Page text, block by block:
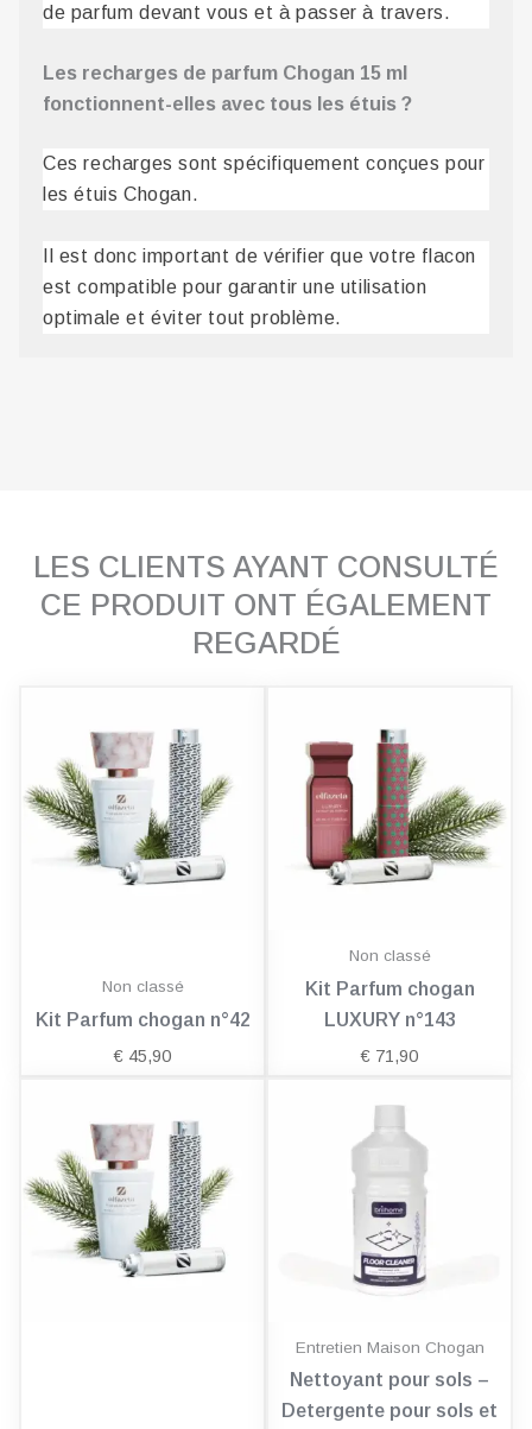
de parfum devant vous et à passer à travers.
Les recharges de parfum Chogan 15 ml
fonctionnent-elles avec tous les étuis ?
Ces recharges sont spécifiquement conçues pour
les étuis Chogan.
Il est donc important de vérifier que votre flacon
est compatible pour garantir une utilisation
optimale et éviter tout problème.
LES CLIENTS AYANT CONSULTÉ
CE PRODUIT ONT ÉGALEMENT
REGARDÉ
Non classé
Kit Parfum chogan n°42
€ 45,90
Non classé
Kit Parfum chogan
LUXURY n°143
€ 71,90
Entretien Maison Chogan
Nettoyant pour sols –
Detergente pour sols et